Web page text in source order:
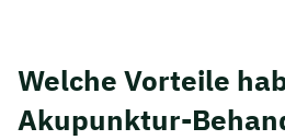
Welche Vorteile
Akupunktur-